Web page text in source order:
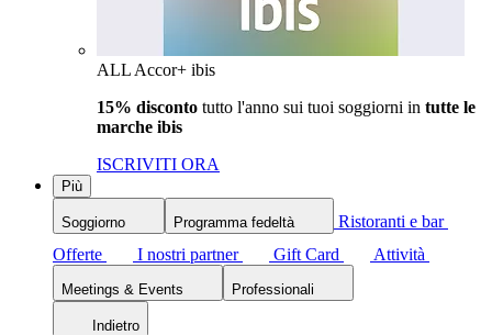
ALL Accor+ ibis
15% disconto tutto l'anno sui tuoi soggiorni in tutte le
marche ibis
ISCRIVITI ORA
Più
Soggiorno Programma fedeltà
Ristoranti e bar
Offerte
I nostri partner Gift Card Attività
Meetings & Events Professionali
Indietro